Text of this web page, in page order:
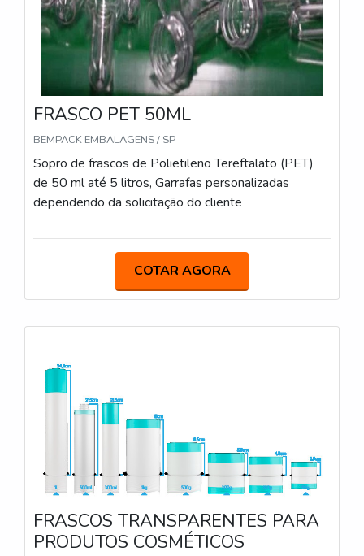
FRASCO PET 50ML
BEMPACK EMBALAGENS / SP
Sopro de frascos de Polietileno Tereftalato (PET)
de 50 ml até 5 litros, Garrafas personalizadas
dependendo da solicitação do cliente
COTAR AGORA
FRASCOS TRANSPARENTES PARA
PRODUTOS COSMÉTICOS